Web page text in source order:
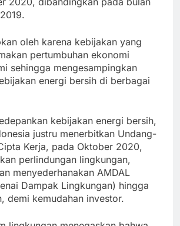
oleh karena kebijakan yang
pertumbuhan ekonomi
sehingga mengesampingkan
energi bersih di berbagai
kebijakan energi bersih,
justru menerbitkan Undang-
Kerja, pada Oktober 2020,
perlindungan lingkungan,
menyederhanakan AMDAL
Dampak Lingkungan) hingga
demi kemudahan investor.